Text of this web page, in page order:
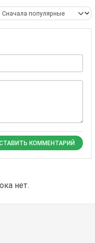
КОММЕНТАРИЙ
нет.